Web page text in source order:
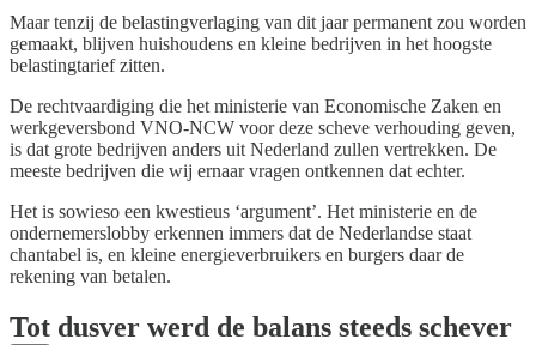
Maar tenzij de belastingverlaging van dit jaar permanent zou worden
gemaakt, blijven huishoudens en kleine bedrijven in het hoogste
belastingtarief zitten.
De rechtvaardiging die het ministerie van Economische Zaken en
werkgeversbond VNO-NCW voor deze scheve verhouding geven,
is dat grote bedrijven anders uit Nederland zullen vertrekken. De
meeste bedrijven die wij ernaar vragen ontkennen dat echter.
Het is sowieso een kwestieus ‘argument’. Het ministerie en de
ondernemerslobby erkennen immers dat de Nederlandse staat
chantabel is, en kleine energieverbruikers en burgers daar de
rekening van betalen.
Tot dusver werd de balans steeds schever